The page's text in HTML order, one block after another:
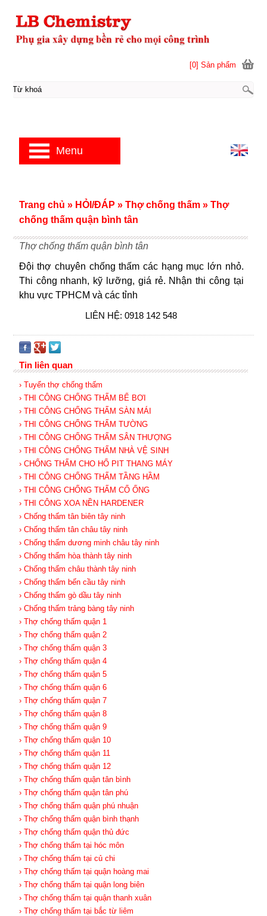
Thợ chống thấm quận bình tân
Đội thợ chuyên chống thấm các hạng mục lớn nhỏ.
Thi công nhanh, kỹ lưỡng, giá rẻ. Nhận thi công tại
khu vực TPHCM và các tỉnh
LIÊN HỆ: 0918 142 548
Tin liên quan
› Tuyển thợ chống thấm
› THI CÔNG CHỐNG THẤM BỂ BƠI
› THI CÔNG CHỐNG THẤM SÀN MÁI
› THI CÔNG CHỐNG THẤM TƯỜNG
› THI CÔNG CHỐNG THẤM SÂN THƯỢNG
› THI CÔNG CHỐNG THẤM NHÀ VỆ SINH
› CHỐNG THẤM CHO HỐ PIT THANG MÁY
› THI CÔNG CHỐNG THẤM TẦNG HẦM
› THI CÔNG CHỐNG THẤM CỔ ỐNG
› THI CÔNG XOA NỀN HARDENER
› Chống thấm tân biên tây ninh
› Chống thấm tân châu tây ninh
› Chống thấm dương minh châu tây ninh
› Chống thấm hòa thành tây ninh
› Chống thấm châu thành tây ninh
› Chống thấm bến cầu tây ninh
› Chống thấm gò dầu tây ninh
› Chống thấm trảng bàng tây ninh
› Thợ chống thấm quận 1
› Thợ chống thấm quận 2
› Thợ chống thấm quận 3
› Thợ chống thấm quận 4
› Thợ chống thấm quận 5
› Thợ chống thấm quận 6
› Thợ chống thấm quận 7
› Thợ chống thấm quận 8
› Thợ chống thấm quận 9
› Thợ chống thấm quận 10
› Thợ chống thấm quận 11
› Thợ chống thấm quận 12
› Thợ chống thấm quận tân bình
› Thợ chống thấm quận tân phú
› Thợ chống thấm quận phú nhuận
› Thợ chống thấm quận bình thạnh
› Thợ chống thấm quận thủ đức
› Thợ chống thấm tại hóc môn
› Thợ chống thấm tại củ chi
› Thợ chống thấm tại quận hoàng mai
› Thợ chống thấm tại quận long biên
› Thợ chống thấm tại quận thanh xuân
› Thợ chống thấm tại bắc từ liêm
Trang chủ » HỎI/ĐÁP » Thợ chống thấm » Thợ
chống thấm quận bình tân
[0] Sản phẩm
Menu